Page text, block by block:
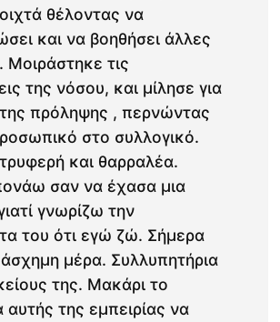
θέλοντας να
και να βοηθήσει άλλες
Μοιράστηκε τις
της νόσου, και μίλησε για
πρόληψης , περνώντας
στο συλλογικό.
και θαρραλέα.
σαν να έχασα μια
γνωρίζω την
του ότι εγώ ζώ. Σήμερα
άσχημη μέρα. Συλλυπητήρια
της. Μακάρι το
αυτής της εμπειρίας να